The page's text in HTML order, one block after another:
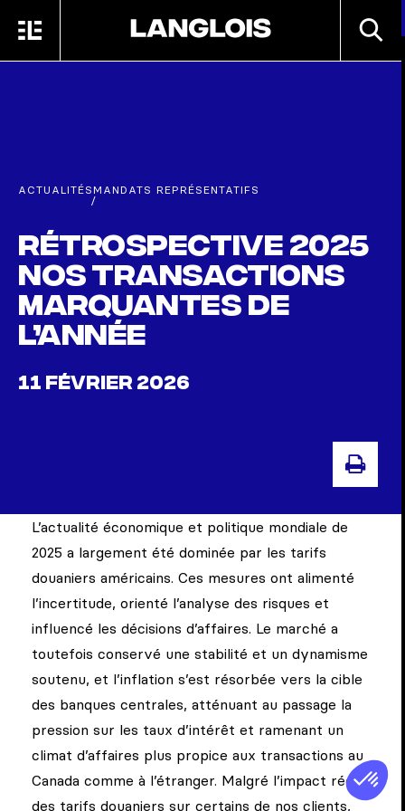
MENU
ACTUALITÉS
/
MANDATS REPRÉSENTATIFS
Rétrospective 2025
Nos transactions
marquantes de
l’année
11 FÉVRIER 2026
L’actualité économique et politique mondiale de
2025 a largement été dominée par les tarifs
douaniers américains. Ces mesures ont alimenté
l’incertitude, orienté l’analyse des risques et
influencé les décisions d’affaires. Le marché a
toutefois conservé une stabilité et un dynamisme
soutenu, et l’inflation s’est résorbée vers la cible
des banques centrales, atténuant au passage la
pression sur les taux d’intérêt et ramenant un
climat d’affaires plus propice aux transactions au
Canada comme à l’étranger. Malgré l’impact réel
des tarifs douaniers sur certains de nos clients,